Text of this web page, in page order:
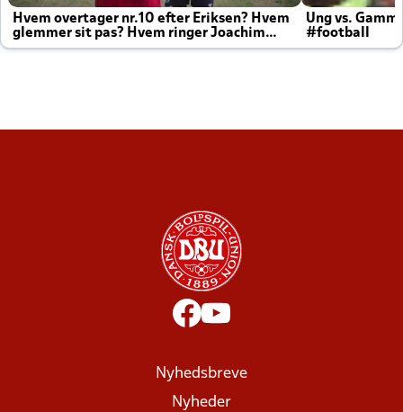
Hvem overtager nr.10 efter Eriksen? Hvem
glemmer sit pas? Hvem ringer Joachim
altid til efter kampe?
Ung vs.
#football
Nyhedsbreve
Nyheder